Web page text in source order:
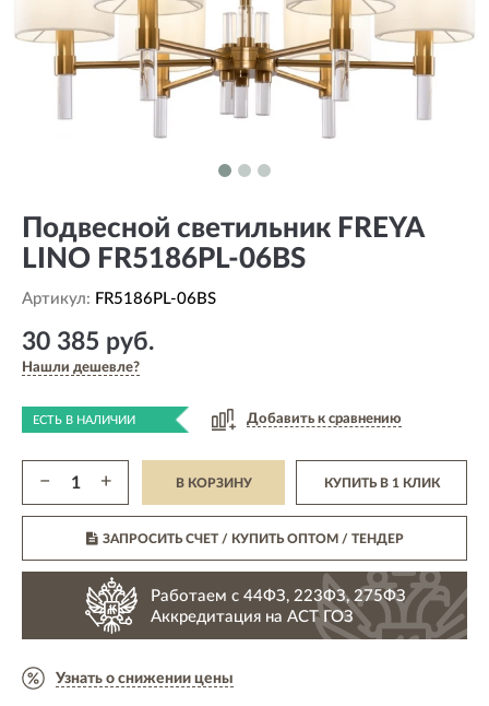
Подвесной светильник FREYA
LINO FR5186PL-06BS
Артикул: FR5186PL-06BS
30 385 руб.
Нашли дешевле?
ЕСТЬ В НАЛИЧИИ Добавить к сравнению
− + В КОРЗИНУ КУПИТЬ В 1 КЛИК
ЗАПРОСИТЬ СЧЕТ / КУПИТЬ ОПТОМ/ ТЕНДЕР
Работаем с 44ФЗ, 223ФЗ, 275ФЗ
Аккредитация на АСТ ГОЗ
Узнать о снижении цены